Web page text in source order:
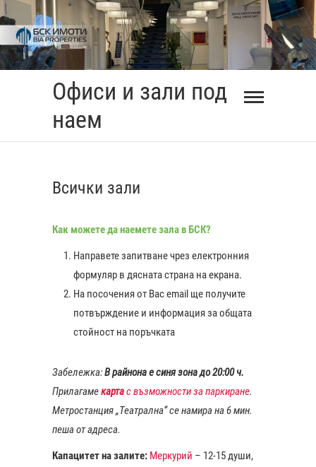
Skip
to
content
Офиси и зали под
наем
Всички зали
Как можете да наемете зала в БСК?
Направете запитване чрез електронния
формуляр в дясната страна на екрана.
На посочения от Вас еmail ще получите
потвърждение и информация за общата
стойност на поръчката
Забележка:В райнона е синя зона до 20:00 ч.
Прилагамекартас възможности за паркиране.
Метростанция „Театрална“ се намира на 6 мин.
пеша от адреса.
Капацитет на залите: Меркурий – 12-15 души,
2:00